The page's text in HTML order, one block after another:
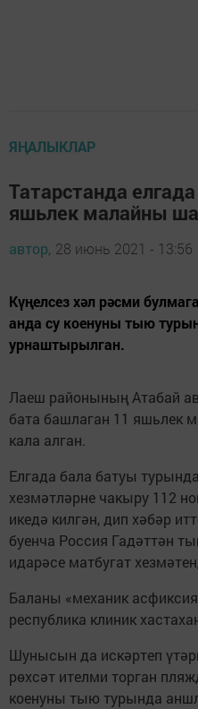
ЯҢАЛЫКЛАР
Татарстанда
яшьлек малайны
автор, 28 июнь 2021 - 13:56
Күңелсез хәл рәсми
анда су коенуны тыю
урнаштырылган.
Лаеш районының Атабай
бата башлаган 11 яшьлек
кала алган.
Елгада бала батуы
хезмәтләрне чакыру 112
икедә килгән, дип хәбәр
буенча Россия Гадәттән
идарәсе матбугат
Баланы «механик
республика клиник
Шунысын да искәртеп
рөхсәт ителми торган
коенуны тыю турында